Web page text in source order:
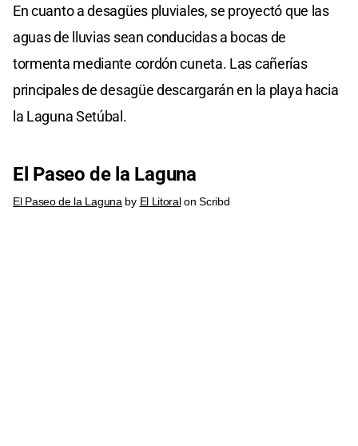
En cuanto a desagües pluviales, se proyectó que las
aguas de lluvias sean conducidas a bocas de
tormenta mediante cordón cuneta. Las cañerías
principales de desagüe descargarán en la playa hacia
la Laguna Setúbal.
El Paseo de la Laguna
El Paseo de la Laguna by El Litoralon Scribd